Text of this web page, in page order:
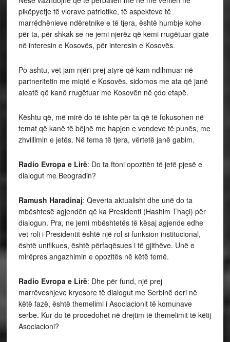
pikëpyetje të vlerave patriotike, të aspekteve të
marrëdhënieve ndëretnike e të tjera, është humbje kohe
për ta, për shkak se ne jemi njerëz që kemi rrugëtuar gjatë
në interesin e Kosovës, për interesin e Kosovës.
Po ashtu, vet jam njëri prej atyre që kam ndihmuar në
partneritetin me miqtë e Kosovës, sidomos me ata që janë
aleatë që kanë rrugëtuar me Kosovën në çdo etapë.
Kështu që, më mirë do të ishte për ta që të fokusohen në
temat që kanë të bëjnë me hapjen e vendeve të punës, me
zhvillimin e jetës. Në tema të tjera, vërtetë janë gabim.
Radio Evropa e Lirë: Do ta ftoni opozitën të jetë pjesë e
dialogut me Beogradin?
Ramush Haradinaj: Qeveria aktualisht dhe unë do ta
mbështesë agjendën që ka Presidenti (Hashim Thaçi) për
dialogun. Pra, ne jemi mbështetës të kësaj agjende edhe
vet roli i Presidentit është një rol si funksion institucional,
është unifikues, është përfaqësues i të gjithëve. Unë e
mirëpres angazhimin e opozitës në këtë temë.
Radio Evropa e Lirë: Dhe për fund, një prej
marrëveshjeve kryesore të dialogut me Serbinë deri në
këtë fazë, është themelimi i Asociacionit të komunave
serbe. Kur do të procedohet në drejtim të themelimit të këtij
Asociacioni?